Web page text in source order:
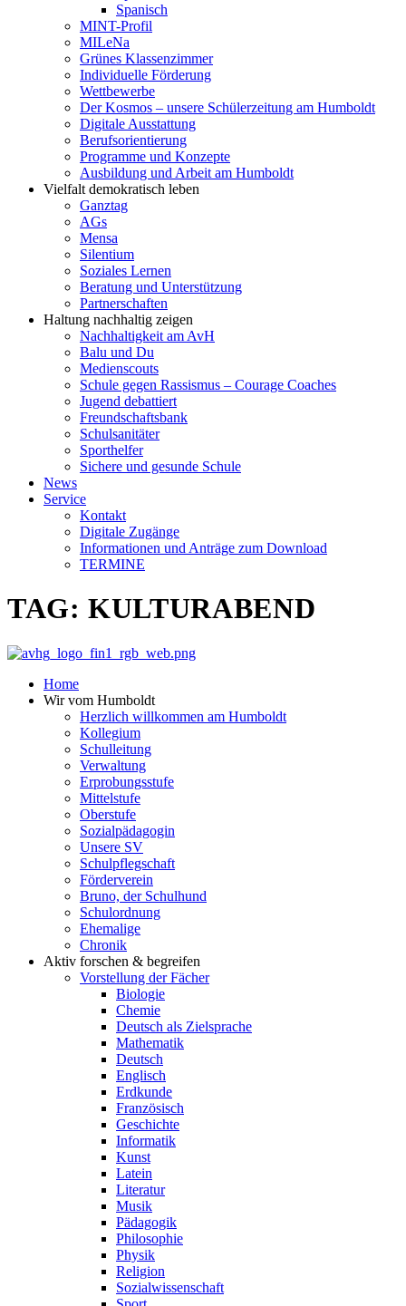
Spanisch
MINT-Profil
MILeNa
Grünes Klassenzimmer
Individuelle Förderung
Wettbewerbe
Der Kosmos – unsere Schülerzeitung am Humboldt
Digitale Ausstattung
Berufsorientierung
Programme und Konzepte
Ausbildung und Arbeit am Humboldt
Vielfalt demokratisch leben
Ganztag
AGs
Mensa
Silentium
Soziales Lernen
Beratung und Unterstützung
Partnerschaften
Haltung nachhaltig zeigen
Nachhaltigkeit am AvH
Balu und Du
Medienscouts
Schule gegen Rassismus – Courage Coaches
Jugend debattiert
Freundschaftsbank
Schulsanitäter
Sporthelfer
Sichere und gesunde Schule
News
Service
Kontakt
Digitale Zugänge
Informationen und Anträge zum Download
TERMINE
TAG: KULTURABEND
Home
Wir vom Humboldt
Herzlich willkommen am Humboldt
Kollegium
Schulleitung
Verwaltung
Erprobungsstufe
Mittelstufe
Oberstufe
Sozialpädagogin
Unsere SV
Schulpflegschaft
Förderverein
Bruno, der Schulhund
Schulordnung
Ehemalige
Chronik
Aktiv forschen & begreifen
Vorstellung der Fächer
Biologie
Chemie
Deutsch als Zielsprache
Mathematik
Deutsch
Englisch
Erdkunde
Französisch
Geschichte
Informatik
Kunst
Latein
Literatur
Musik
Pädagogik
Philosophie
Physik
Religion
Sozialwissenschaft